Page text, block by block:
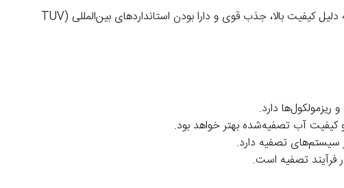
باید به چند شاخص مهم توجه کنید تا محصولی متناسب با نیاز سیستم تصفیه خود انتخاب کنید. این مدل به دلیل کیفیت بالا، جذب قوی و دارا بودن استانداردهای بین‌المللی (TUV
دارد.
کیفیت آب تصفیه‌شده بهتر خواهد بود.
سیستم‌های تصفیه دارد.
فرآیند تصفیه است.